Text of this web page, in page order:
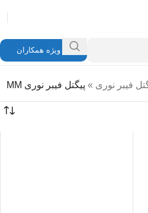
ویژه همکاران
فیبر نوری » پیگتل فیبر نوری MM